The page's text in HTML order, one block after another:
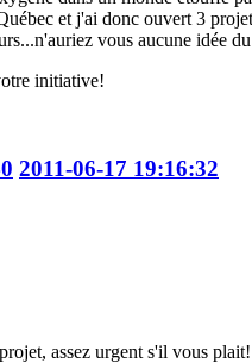
et j'ai donc ouvert 3
vous aucune idée du
initiative!
2011-06-17 19:16:32
assez urgent s'il vous plait!